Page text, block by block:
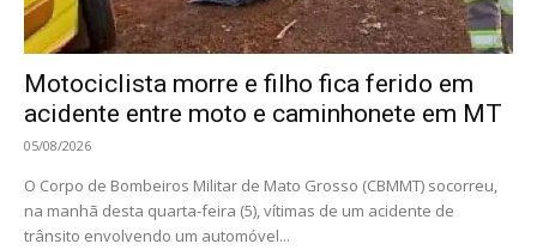
Motociclista morre e filho fica ferido em
acidente entre moto e caminhonete em MT
05/08/2026
O Corpo de Bombeiros Militar de Mato Grosso (CBMMT) socorreu,
na manhã desta quarta-feira (5), vítimas de um acidente de
trânsito envolvendo um automóvel...